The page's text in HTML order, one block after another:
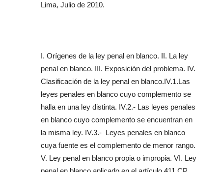
Lima, Julio de 2010.
I. Orígenes de la ley penal en blanco. II. La ley
penal en blanco. III. Exposición del problema. IV.
Clasificación de la ley penal en blanco.IV.1.Las
leyes penales en blanco cuyo complemento se
halla en una ley distinta. IV.2.- Las leyes penales
en blanco cuyo complemento se encuentran en
la misma ley. IV.3.- Leyes penales en blanco
cuya fuente es el complemento de menor rango.
V. Ley penal en blanco propia o impropia. VI. Ley